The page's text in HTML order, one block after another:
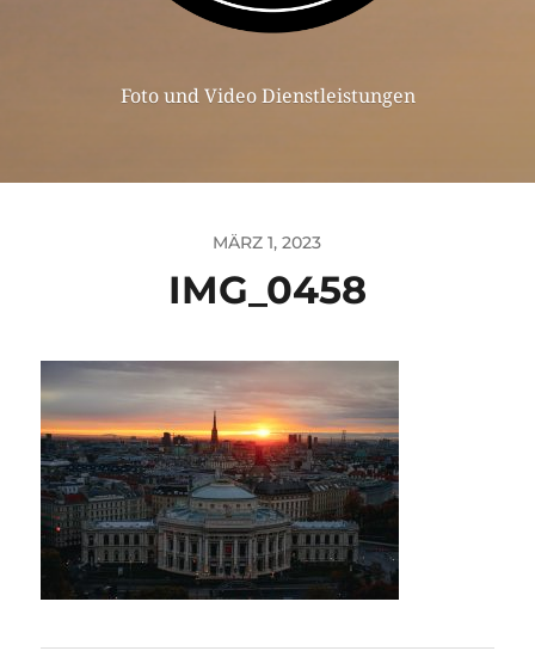
Foto und Video Dienstleistungen
MÄRZ 1, 2023
IMG_0458